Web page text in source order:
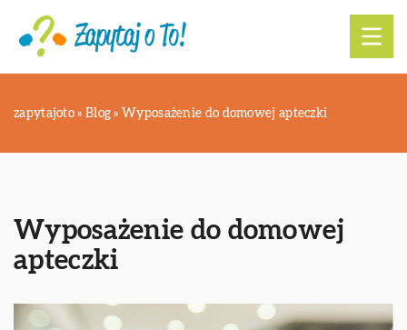
zapytajoto » Blog » Wyposażenie do domowej apteczki
Wyposażenie do domowej
apteczki